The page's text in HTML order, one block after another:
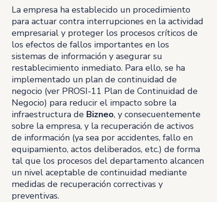
La empresa ha establecido un procedimiento
para actuar contra interrupciones en la actividad
empresarial y proteger los procesos críticos de
los efectos de fallos importantes en los
sistemas de información y asegurar su
restablecimiento inmediato. Para ello, se ha
implementado un plan de continuidad de
negocio (ver PROSI-11 Plan de Continuidad de
Negocio) para reducir el impacto sobre la
infraestructura de Bizneo, y consecuentemente
sobre la empresa, y la recuperación de activos
de información (ya sea por accidentes, fallo en
equipamiento, actos deliberados, etc.) de forma
tal que los procesos del departamento alcancen
un nivel aceptable de continuidad mediante
medidas de recuperación correctivas y
preventivas.